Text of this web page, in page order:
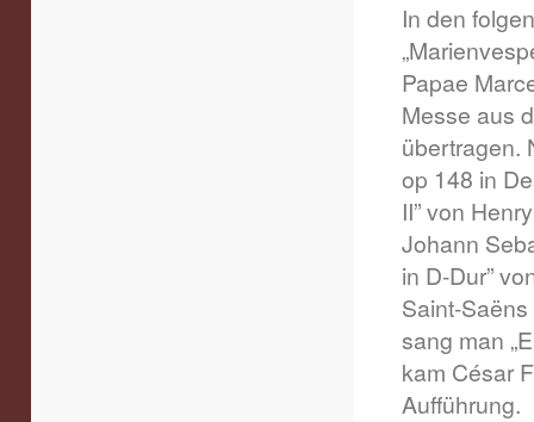
In den
Papae
Messe aus
übertragen.
op 148 in
II” von
Johann
in D-Dur”
Saint-
sang man
kam César
Aufführung.